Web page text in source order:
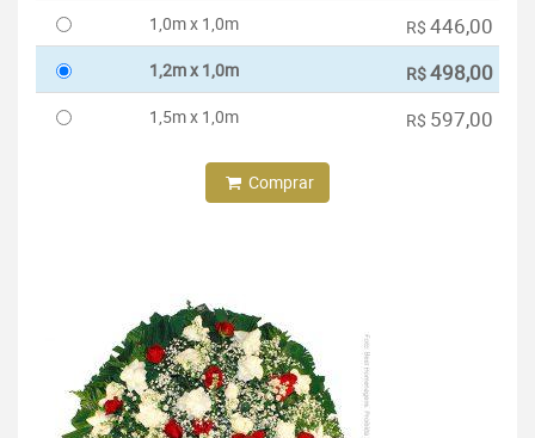
1,0m x 1,0m
R$ 446,00
1,2m x 1,0m R$498,00
1,5m x 1,0m R$ 597,00
Comprar